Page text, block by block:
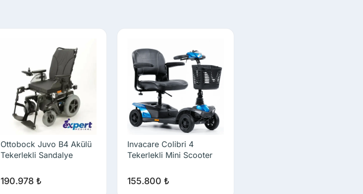
Ottobock Juvo B4 Akülü
Tekerlekli Sandalye
190.978 ₺
Invacare Colibri 4
Tekerlekli Mini Scooter
155.800₺